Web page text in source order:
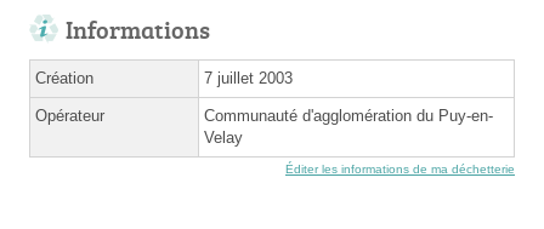
Informations
Création 7 juillet 2003
Opérateur
Communauté d'agglomération du Puy-en-
Velay
Éditer les informations de ma déchetterie